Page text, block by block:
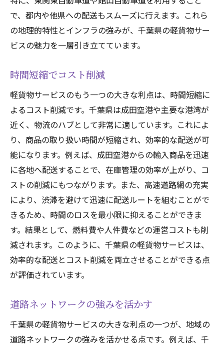
で、都内や他県への配送もスムーズに行えます。これら
の地理的特性とインフラの強みが、千葉県の軽貨物サー
ビスの魅力を一層引き立てています。
時間短縮でコスト削減
軽貨物サービスのもう一つの大きな利点は、時間短縮に
よるコスト削減です。千葉県は成田空港や主要な港湾が
近く、物流のハブとして非常に適しています。これによ
り、商品の取り扱い時間が短縮され、効率的な配送が可
能になります。例えば、成田空港からの輸入商品を迅速
に各地へ配送することで、在庫管理の効率が上がり、コ
ストの削減にもつながります。また、高速道路網の充実
により、渋滞を避けて迅速に配送ルートを組むことがで
きるため、時間のロスを最小限に抑えることができま
す。結果として、燃料費や人件費などの運営コストも削
減されます。このように、千葉県の軽貨物サービスは、
効率的な配送とコスト削減を両立させることができる点
が評価されています。
道路ネットワークの強みを活かす
千葉県の軽貨物サービスの大きな利点の一つが、地域の
道路ネットワークの強みを活かせる点です。例えば、千